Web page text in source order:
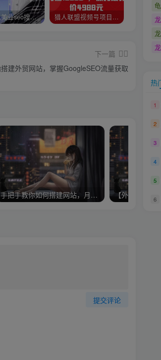
薛老丝儿美业seo搜索流量落地课，一周暴涨20w粉丝，全干货讲解 猎人联盟视频号项目，新手0基础轻松月赚10000+，保姆级教程原价4988元
下一篇
建外贸网站，掌握GoogleSEO流量获取
手把手教你如何搭建网站，月收入5000全套教程实战教程（附带插件）
提交评论
热
1
2
3
4
5
6